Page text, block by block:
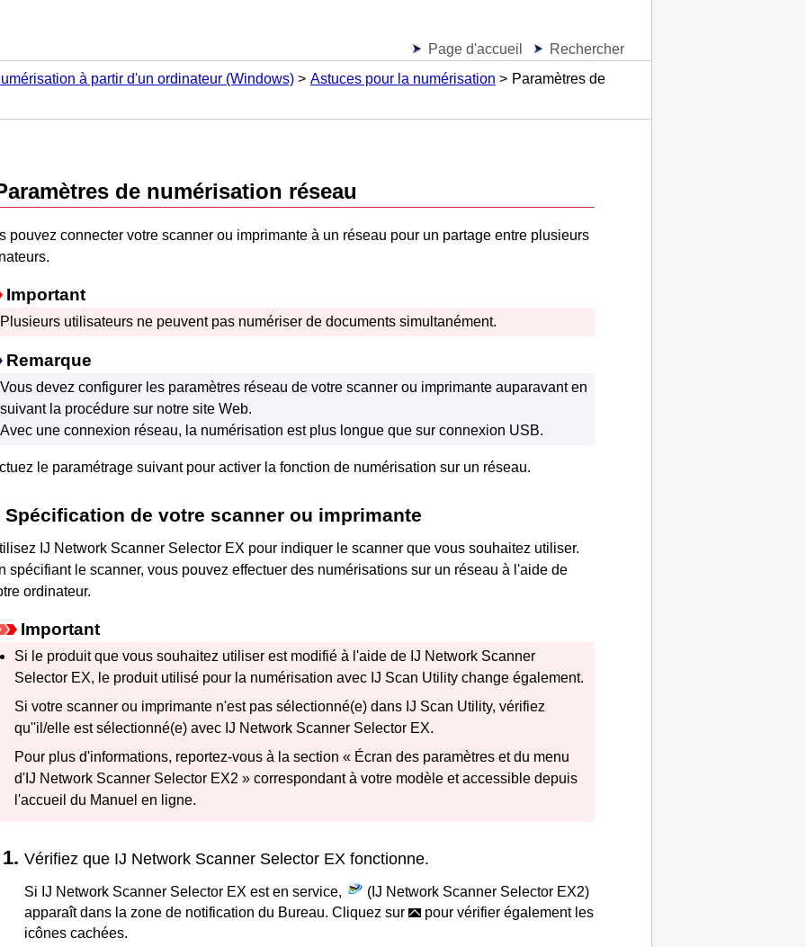
Page d'accueil
Rechercher
à partir d'un ordinateur (Windows) Astuces pour la numérisation
Paramètres de
de numérisation réseau
pouvez connecter votre scanner ou imprimante à un réseau pour un partage entre plusieurs
Important
Plusieurs utilisateurs ne peuvent pas numériser de documents simultanément.
Remarque
Vous devez configurer les paramètres réseau de votre scannerou imprimanteauparavant en
suivant la procédure sur notre site Web.
Avec une connexion réseau, la numérisation est plus longue que sur connexion USB.
le paramétrage suivant pour activer la fonction de numérisation sur un réseau.
Spécification de votre scanner ou imprimante
IJ Network Scanner Selector EX pour indiquer le scanner que vous souhaitez utiliser.
spécifiant le scanner, vous pouvez effectuer des numérisations sur un réseau à l'aide de
ordinateur.
Important
Si le produit que vous souhaitez utiliser est modifié à l'aide de IJ Network Scanner
Selector EX, le produit utilisé pour la numérisation avec IJ Scan Utilitychange également.
Si votre scannerou imprimanten'est pas sélectionné(e) dans IJ Scan Utility, vérifiez
qu''il/elle est sélectionné(e) avec IJ Network Scanner Selector EX.
Pour plus d'informations, reportez-vous à la section « Écran des paramètres et du menu
d'IJ Network Scanner Selector EX2 » correspondant à votre modèle et accessible depuis
l'accueil du Manuel en ligne.
Vérifiez que IJ Network Scanner Selector EX fonctionne.
Si IJ Network Scanner Selector EX est en service, ( IJ Network Scanner Selector EX2)
apparaît dans la zone de notification du Bureau. Cliquez sur
pour vérifier également les
icônes cachées.